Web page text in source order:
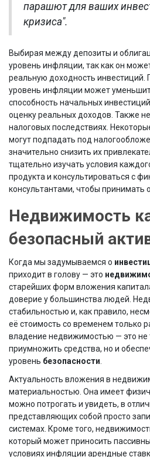
парашют для ваших
кризиса".
Выбирая между депозиты и
уровень инфляции, так как он
реальную доходность
уровень инфляции может
способность начальных
оценку реальных доходов. Также
налоговых последствиях.
могут подпадать под
значительно снизить их
тщательно изучать условия
продукта и консультироваться с
консультантами, чтобы принимать
Недвижимость
безопасный
Когда мы задумываемся о
приходит в голову — это
старейших форм вложения
доверие у большинства людей.
стабильностью и, как правило,
её стоимость со временем только
владение недвижимостью — это не
приумножить средства, но и
уровень безопасности.
Актуальность вложения в
материальностью. Она имеет
можно потрогать и увидеть, в
представляющих собой просто
системах. Кроме того,
который может приносить
условиях инфляции арендные